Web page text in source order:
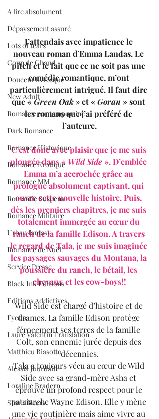
A lire absolument
Dépaysement assuré
Lots of tears
Coup de Chaud
Douceur livresque
New Adult
Romance contemporaine
Dark Romance
Romance Historique
Romance Erotique
Romance MM
Romantic Suspens
Romance Militaire
Urban fantasy
Romance de Noël
Service Presse
Black Ink Editions
Editions Addictives
Fyctia
Laure Valentin Translation
Matthieu Biasotto
Alessia Jourdain
Loraline Bradern
Shana Keers
J’attendais avec impatience le
nouveau roman d’Emma Landas. Le
pitch et le fait que ce ne soit pas une
comédie romantique, m’ont
particulièrement intrigué. Il faut dire
que « Green Oak » et « Goran » sont
les romans que j’ai préféré de
l’auteure.
C’est donc avec plaisir que je me suis
plongée dans « Wild Side ». D’emblée
Emma m’a accrochée grâce au
prologue absolument captivant, qui
ouvre cette nouvelle histoire. Puis,
dès les premiers chapitres, je me suis
totalement immergée au cœur du
ranch de la famille Edison. A travers
le regard de Tala, je me suis imaginée
les paysages sauvages du Montana, la
poussière du ranch, le bétail, les
chevaux et les cow-boys!!
Wild Side est chargé d’histoire et de
drames. La famille Edison protège
férocement ses terres de la famille
Colt, son ennemie jurée depuis des
décennies.
Tala a toujours vécu au cœur de Wild
Side avec sa grand-mère Asha et
éprouve un profond respect pour le
patriarche Wayne Edison. Elle y mène
une vie routinière mais aime vivre au